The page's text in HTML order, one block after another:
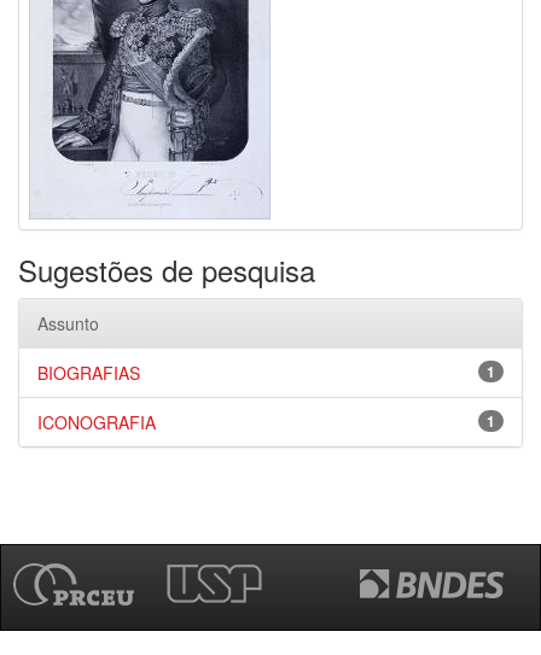
Sugestões de pesquisa
Assunto
1
BIOGRAFIAS
1
ICONOGRAFIA